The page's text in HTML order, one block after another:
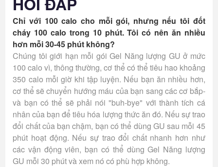
Chỉ với 100 calo cho mỗi gói, nhưng nếu tôi đốt
cháy 100 calo trong 10 phút. Tôi có nên ăn nhiều
hơn mỗi 30-45 phút không?
Chúng tôi giới hạn mỗi gói Gel Năng lượng GU ở mức
100 calo vì, thông thường, cơ thể có thể tiêu hao khoảng
350 calo mỗi giờ khi tập luyện. Nếu bạn ăn nhiều hơn,
cơ thể sẽ chuyển hướng máu của bạn sang các cơ bắp-
và bạn có thể sẽ phải nói "buh-bye" với thành tích cá
nhân của bạn để tiêu hóa lượng thức ăn đó. Nếu sự trao
đổi chất của bạn chậm, bạn có thể dùng GU sau mỗi 45
phút hoạt động. Nếu sự trao đổi chất nhanh hơn như
các vận động viên, bạn có thể dùng Gel Năng lượng
GU mỗi 30 phút và xem nó có phù hợp không.